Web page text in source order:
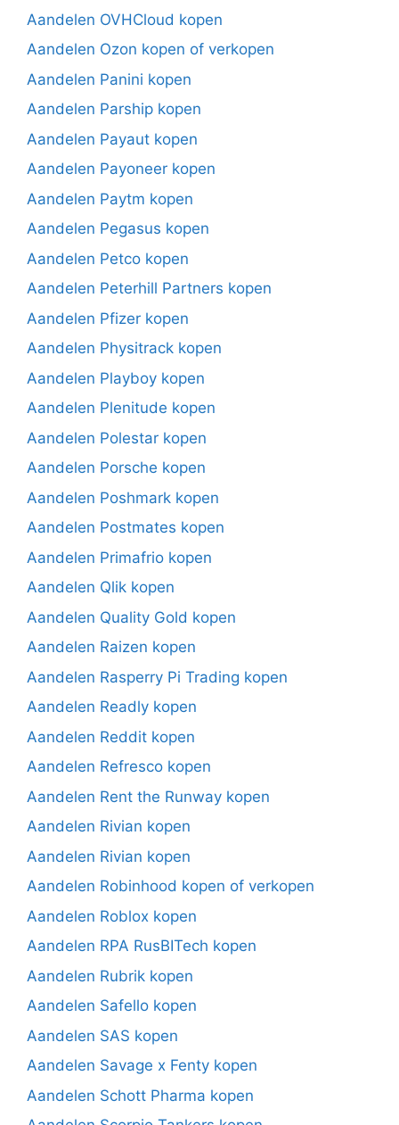
Aandelen OVHCloud kopen
Aandelen Ozon kopen of verkopen
Aandelen Panini kopen
Aandelen Parship kopen
Aandelen Payaut kopen
Aandelen Payoneer kopen
Aandelen Paytm kopen
Aandelen Pegasus kopen
Aandelen Petco kopen
Aandelen Peterhill Partners kopen
Aandelen Pfizer kopen
Aandelen Physitrack kopen
Aandelen Playboy kopen
Aandelen Plenitude kopen
Aandelen Polestar kopen
Aandelen Porsche kopen
Aandelen Poshmark kopen
Aandelen Postmates kopen
Aandelen Primafrio kopen
Aandelen Qlik kopen
Aandelen Quality Gold kopen
Aandelen Raizen kopen
Aandelen Rasperry Pi Trading kopen
Aandelen Readly kopen
Aandelen Reddit kopen
Aandelen Refresco kopen
Aandelen Rent the Runway kopen
Aandelen Rivian kopen
Aandelen Rivian kopen
Aandelen Robinhood kopen of verkopen
Aandelen Roblox kopen
Aandelen RPA RusBITech kopen
Aandelen Rubrik kopen
Aandelen Safello kopen
Aandelen SAS kopen
Aandelen Savage x Fenty kopen
Aandelen Schott Pharma kopen